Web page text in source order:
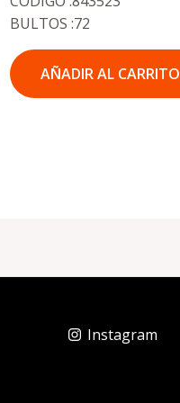
BULTOS :72
AÑADIR AL CARRITO
Instagram